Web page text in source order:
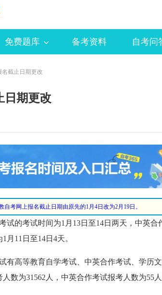
免费题库 备考资料 自考问
名截止日期更改
日期更改
考网上报名截止日期由原先的1月4日改为2月19日。
试的考试时间为1月13日至14日两天，中英合
月11日至14日4天。
高等教育自学考试、中英合作考试、学历文
数为31562人，中英合作考试报考人数为55